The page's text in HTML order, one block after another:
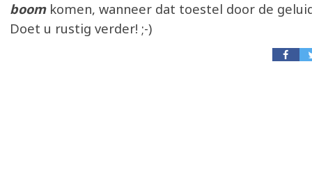
boom komen, wanneer dat toestel door de
Doet u rustig verder! ;-)